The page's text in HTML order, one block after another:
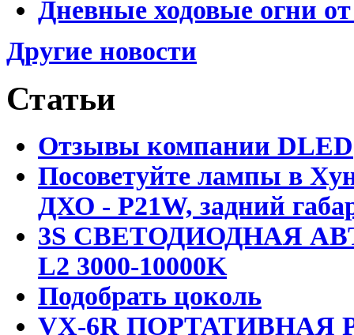
Дневные ходовые огни
Другие новости
Статьи
Отзывы компании DLED
Посоветуйте лампы в
ДХО - P21W, задний
3S СВЕТОДИОДНАЯ
L2 3000-10000K
Подобрать цоколь
VX-6R ПОРТАТИВНАЯ